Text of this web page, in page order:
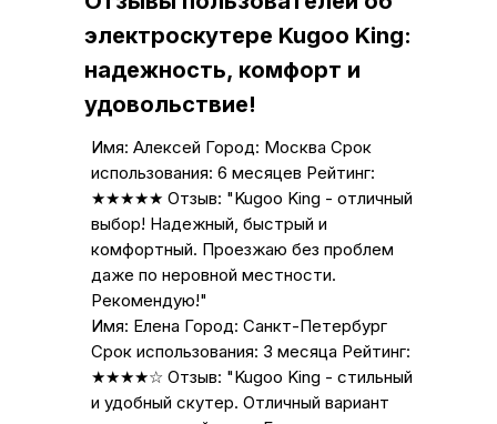
Имя: Алексей Город: Москва Срок
использования: 6 месяцев Рейтинг:
★★★★★ Отзыв: "Kugoo King - отличный
выбор! Надежный, быстрый и
комфортный. Проезжаю без проблем
даже по неровной местности.
Рекомендую!"
Имя: Елена Город: Санкт-Петербург
Срок использования: 3 месяца Рейтинг:
★★★★☆ Отзыв: "Kugoo King - стильный
и удобный скутер. Отличный вариант
электроскутере Kugoo King:
надежность, комфорт и
удовольствие!